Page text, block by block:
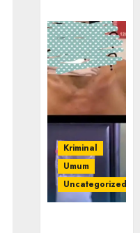
Kriminal
Umum
Uncategorized